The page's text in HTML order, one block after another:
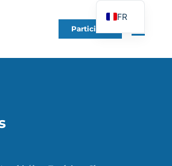
Participer
FR
EN
DE